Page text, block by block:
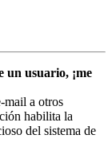
un usuario, ¡me
mail a otros
habilita la
del sistema de